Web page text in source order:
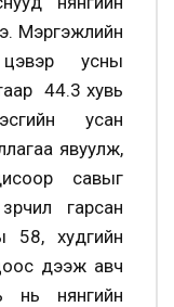
Мэргэжлийн
усны
44.3 хувь
усан
явуулж,
савыг
гарсан
58, худгийн
дээж авч
нь нянгийн